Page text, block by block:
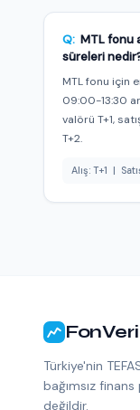
Q: MTL fonu
süreleri
MTL fonu için
09:00-13:30
valörü T+1,
T+2.
Alış: T+1 |
FonVeri
Türkiye'nin
bağımsız
değildir.